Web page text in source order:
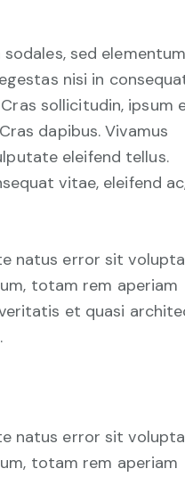
sed
nisi in
sollicitudin, ipsum
dapibus. Vivamus
eleifend tellus.
vitae, eleifend
natus error sit
totam rem aperiam
et quasi
natus error sit
totam rem aperiam